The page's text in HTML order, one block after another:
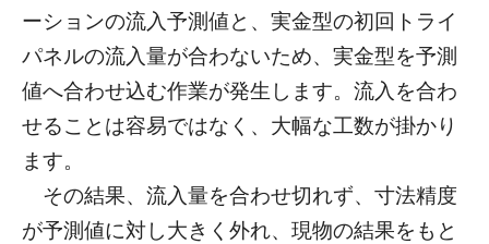
ーションの流入予測値と、実金型の初回トライ
パネルの流入量が合わないため、実金型を予測
値へ合わせ込む作業が発生します。流入を合わ
せることは容易ではなく、大幅な工数が掛かり
ます。
その結果、流入量を合わせ切れず、寸法精度
が予測値に対し大きく外れ、現物の結果をもと